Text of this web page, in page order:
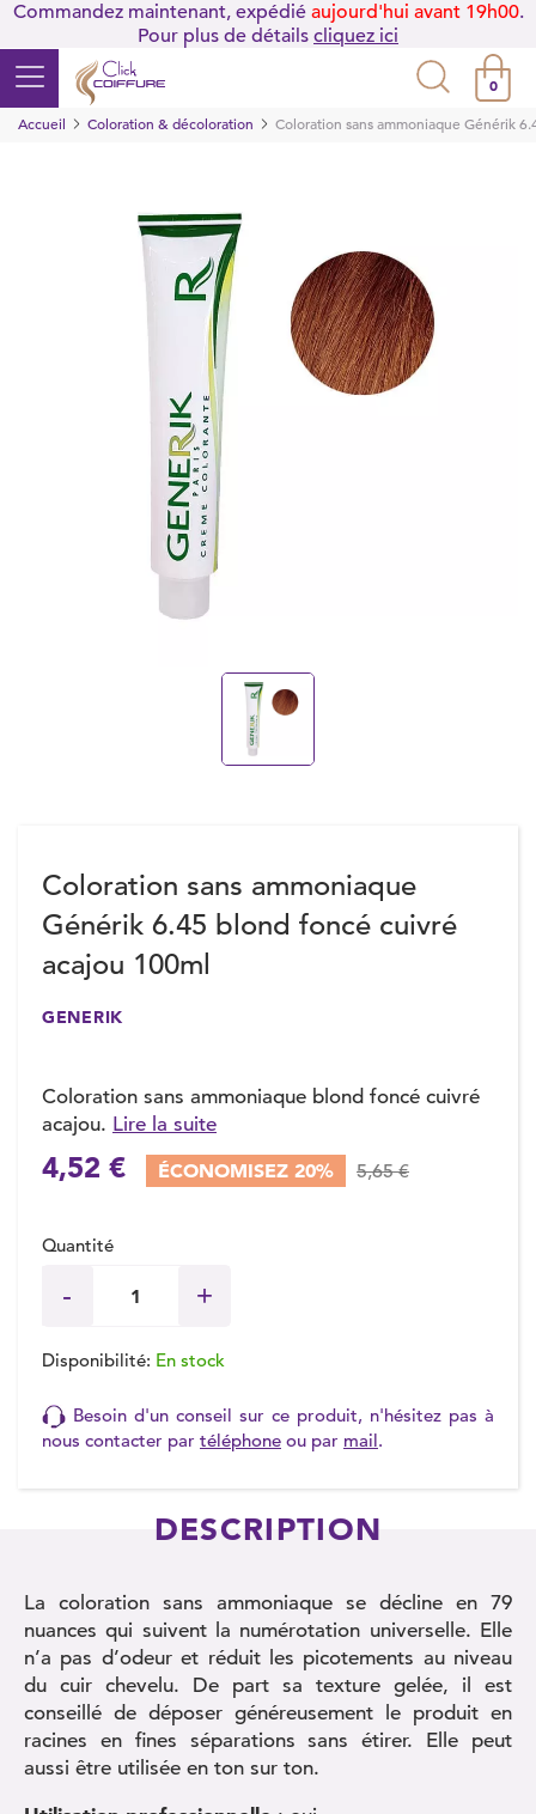
Commandez maintenant, expédié aujourd'hui avant 19h00.
Pour plus de détails cliquez ici
0
Accueil
Coloration & décoloration Coloration sans ammoniaque Générik
Coloration sans ammoniaque
Générik 6.45 blond foncé cuivré
acajou 100ml
GENERIK
Coloration sans ammoniaque blond foncé cuivré
acajou. Lire la suite
4,52 € ÉCONOMISEZ 20% 5,65 €
Quantité
Disponibilité: En stock
Besoin d'un conseil sur ce produit, n'hésitez pas à
nous contacter par téléphone ou par mail.
DESCRIPTION
La coloration sans ammoniaque se décline en 79
nuances qui suivent la numérotation universelle. Elle
n’a pas d’odeur et réduit les picotements au niveau
du cuir chevelu. De part sa texture gelée, il est
conseillé de déposer généreusement le produit en
racines en fines séparations sans étirer. Elle peut
aussi être utilisée en ton sur ton.